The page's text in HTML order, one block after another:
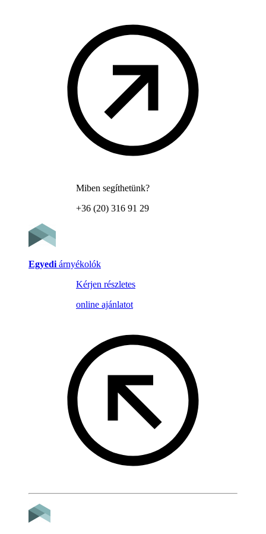
Miben segíthetünk?
+36 (20) 316 91 29
Egyedi árnyékolók
Kérjen részletes
online ajánlatot